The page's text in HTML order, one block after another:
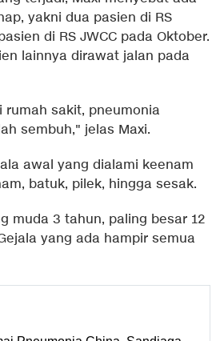
yakni dua pasien di RS
di RS JWCC pada Oktober.
lainnya dirawat jalan pada
rumah sakit, pneumonia
sembuh," jelas Maxi.
awal yang dialami keenam
batuk, pilek, hingga sesak.
muda 3 tahun, paling besar 12
yang ada hampir semua